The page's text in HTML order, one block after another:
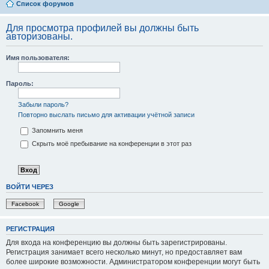
Список форумов
Для просмотра профилей вы должны быть
авторизованы.
Имя пользователя:
Пароль:
Забыли пароль?
Повторно выслать письмо для активации учётной записи
Запомнить меня
Скрыть моё пребывание на конференции в этот раз
ВОЙТИ ЧЕРЕЗ
Facebook Google
РЕГИСТРАЦИЯ
Для входа на конференцию вы должны быть зарегистрированы.
Регистрация занимает всего несколько минут, но предоставляет вам
более широкие возможности. Администратором конференции могут быть